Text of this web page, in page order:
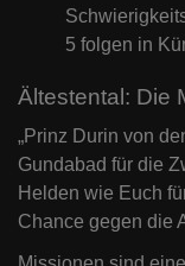
5 folgen in
Ältestental: Die
„Prinz Durin von
Gundabad für die
Helden wie Euch
Chance gegen die